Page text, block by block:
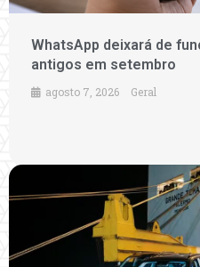
WhatsApp deixará de
antigos em setembro
agosto 7, 2026 Geral